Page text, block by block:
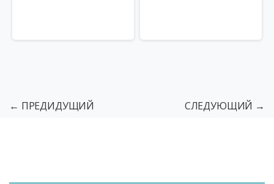
← ПРЕДИДУЩИЙ СЛЕДУЮЩИЙ →